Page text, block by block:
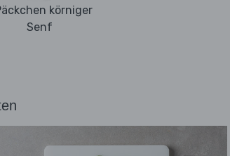
körniger
Senf